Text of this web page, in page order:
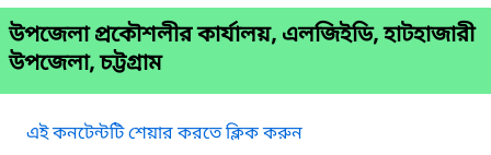
উপজেলা প্রকৌশলীর কার্যালয়, এলজিইডি, হাটহাজারী
উপজেলা, চট্টগ্রাম
এই কনটেন্টটি শেয়ার করতে ক্লিক করুন